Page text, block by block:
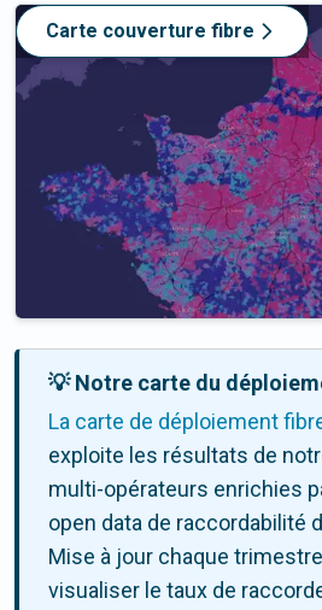
Carte couverture fibre
💡 Notre carte du
La carte de déploiement
exploite les résultats de
multi-opérateurs enrichies
open data de raccordabilité
Mise à jour chaque
visualiser le taux de